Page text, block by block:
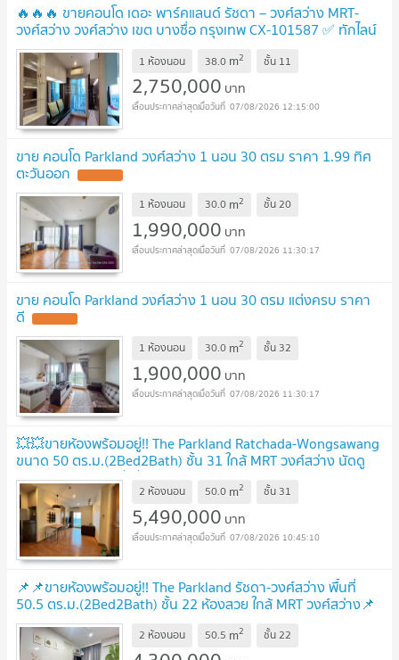
🔥🔥🔥 ขายคอนโด เดอะ พาร์คแลนด์ รัชดา – วงศ์สว่าง MRT-
วงศ์สว่าง วงศ์สว่าง เขต บางซื่อ กรุงเทพ CX-101587 ✅ ทักไลน์
@connexproperty ตอบทันที ทีมงานมืออาชีพ ✅ 🔥🔥🔥
1 ห้องนอน 38.0 m2 ชั้น 11
2,750,000 บาท
07/08/2026 12:15:00
ขาย คอนโด Parkland วงศ์สว่าง 1 นอน 30 ตรม ราคา 1.99 ทิศ
ตะวันออก
1 ห้องนอน 30.0 m2 ชั้น20
1,990,000 บาท
07/08/2026 11:30:17
ขาย คอนโด Parkland วงศ์สว่าง 1 นอน 30 ตรม แต่งครบ ราคา
ดี
1 ห้องนอน 30.0 m2 ชั้น 32
1,900,000 บาท
07/08/2026 11:30:17
💥💥ขายห้องพร้อมอยู่!! The Parkland Ratchada-Wongsawang
ขนาด 50 ตร.ม.(2Bed2Bath) ชั้น 31 ใกล้ MRT วงศ์สว่าง นัดดู
LINE ID: @atfirm💥💥
2 ห้องนอน 50.0 m2 ชั้น 31
5,490,000 บาท
07/08/2026 10:45:10
📌📌ขายห้องพร้อมอยู่!! The Parkland รัชดา-วงศ์สว่าง พื้นที่
50.5 ตร.ม.(2Bed2Bath) ชั้น 22 ห้องสวย ใกล้ MRT วงศ์สว่าง📌
📌 UPDATE !
2 ห้องนอน 50.5 m2 ชั้น22